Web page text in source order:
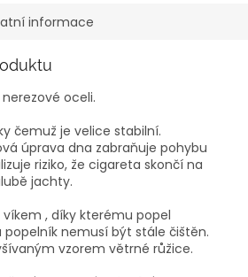
informace
oceli.
čemuž je velice stabilní.
úprava dna zabraňuje pohybu
riziko, že cigareta skončí na
jachty.
, díky kterému popel
popelník nemusí být stále čištěn.
vzorem větrné růžice.